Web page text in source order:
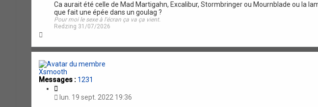
Ca aurait été celle de Mad Martigahn, Excalibur, Stormbringer ou Mournblade ou la
que fait une épée dans un goulag ?
Pour moi le sexe à l'écran ça va ça vient.
Redzing 31/07/2026
H
u
Xsmooth
Messages : 1231
C
i
t
lun. 19 sept. 2022 19:36